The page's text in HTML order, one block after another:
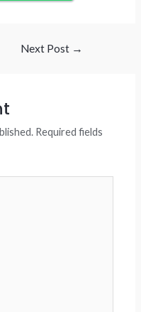
Next Post →
Required fields